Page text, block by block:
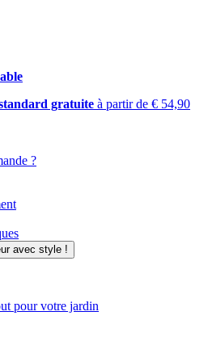
gratuite à partir de € 54,90
?
pour votre jardin